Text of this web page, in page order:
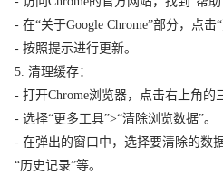
- 在“关于Google Chrome”部分，点击
- 按照提示进行更新。
5. 清理缓存：
- 打开Chrome浏览器，点击右上角的
- 选择“更多工具”>“清除浏览数据”。
- 在弹出的窗口中，选择要清除的数据
“历史记录”等。